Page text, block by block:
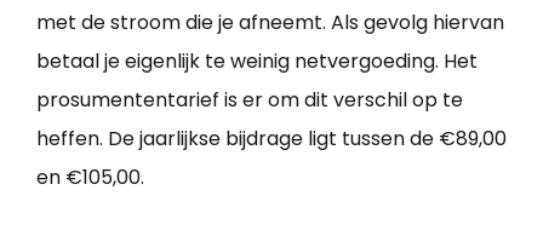
met de stroom die je afneemt. Als gevolg hiervan
betaal je eigenlijk te weinig netvergoeding. Het
prosumententarief is er om dit verschil op te
heffen. De jaarlijkse bijdrage ligt tussen de €89,00
en €105,00.